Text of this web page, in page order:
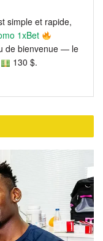
simple et rapide,
1xBet
de bienvenue — le
130 $.